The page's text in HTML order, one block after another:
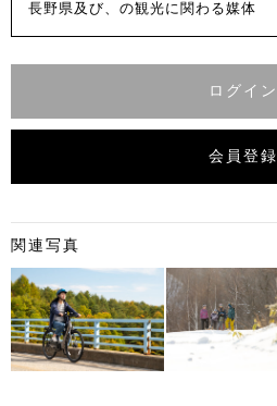
長野県及び、の観光に関わる媒体
ログイン
会員登録
関連写真